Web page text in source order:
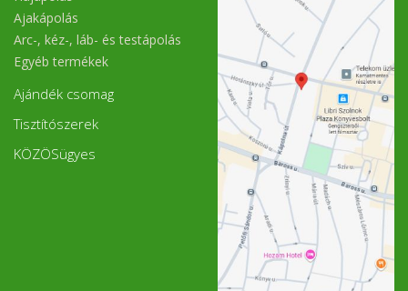
Ajakápolás
Arc-, kéz-, láb- és testápolás
Egyéb termékek
Ajándék csomag
Tisztítószerek
KÖZÖSügyes